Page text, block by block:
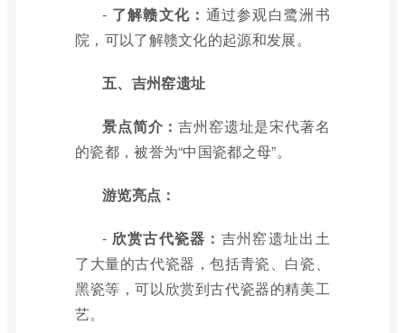
- 了解赣文化： 通过参观白鹭洲书
院，可以了解赣文化的起源和发展。
五、吉州窑遗址
景点简介：吉州窑遗址是宋代著名
的瓷都，被誉为“中国瓷都之母”。
游览亮点：
- 欣赏古代瓷器： 吉州窑遗址出土
了大量的古代瓷器，包括青瓷、白瓷、
黑瓷等，可以欣赏到古代瓷器的精美工
艺。